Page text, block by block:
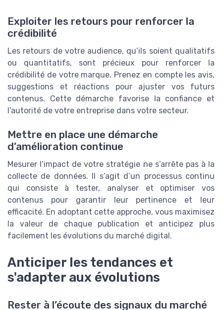
Exploiter les retours pour renforcer la
crédibilité
Les retours de votre audience, qu’ils soient qualitatifs
ou quantitatifs, sont précieux pour renforcer la
crédibilité de votre marque. Prenez en compte les avis,
suggestions et réactions pour ajuster vos futurs
contenus. Cette démarche favorise la confiance et
l’autorité de votre entreprise dans votre secteur.
Mettre en place une démarche
d’amélioration continue
Mesurer l’impact de votre stratégie ne s’arrête pas à la
collecte de données. Il s’agit d’un processus continu
qui consiste à tester, analyser et optimiser vos
contenus pour garantir leur pertinence et leur
efficacité. En adoptant cette approche, vous maximisez
la valeur de chaque publication et anticipez plus
facilement les évolutions du marché digital.
Anticiper les tendances et
s'adapter aux évolutions
Rester à l’écoute des signaux du marché